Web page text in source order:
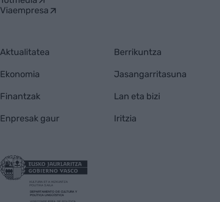
Viaempresa
Aktualitatea
Ekonomia
Finantzak
Enpresak gaur
Berrikuntza
Jasangarritasuna
Lan eta bizi
Iritzia